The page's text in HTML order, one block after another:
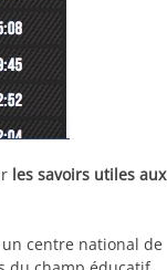
les savoirs utiles aux
centre national de